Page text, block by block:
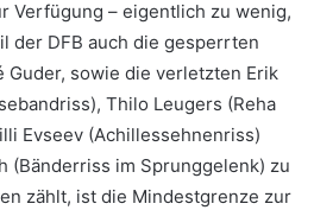
Verfügung – eigentlich zu wenig,
der DFB auch die gesperrten
Guder, sowie die verletzten Erik
Thilo Leugers (Reha
Evseev (Achillessehnenriss)
(Bänderriss im Sprunggelenk) zu
zählt, ist die Mindestgrenze zur